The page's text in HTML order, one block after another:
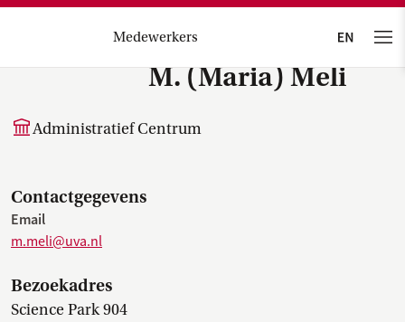
Medewerkers
M. (Maria) Meli
Administratief Centrum
Contactgegevens
Email
m.meli@uva.nl
Bezoekadres
Science Park 904